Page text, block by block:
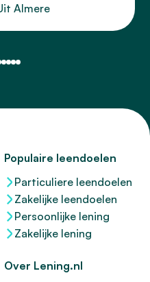
Almere
Populaire leendoelen
Particuliere leendoelen
Zakelijke leendoelen
Persoonlijke lening
Zakelijke lening
Over Lening.nl